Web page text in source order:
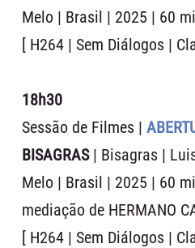
Melo | Brasil | 2025 | 60
[ H264 | Sem Diálogos |
18h30
Sessão de Filmes |
BISAGRAS | Bisagras |
Melo | Brasil | 2025 | 60
mediação de HERMANO
[ H264 | Sem Diálogos |